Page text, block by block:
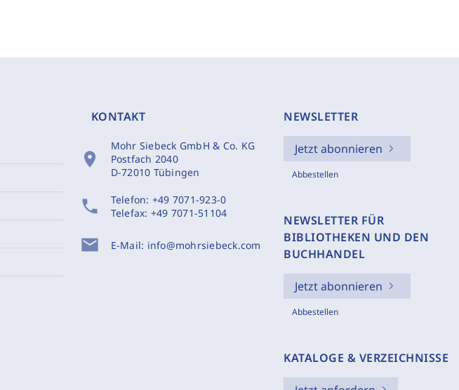
KONTAKT
location_on
Mohr Siebeck GmbH & Co. KG
Postfach 2040
D-72010 Tübingen
phone Telefon: +49 7071-923-0
Telefax: +49 7071-51104
mail E-Mail: info@mohrsiebeck.com
NEWSLETTER
Jetzt abonnieren
Abbestellen
NEWSLETTER FÜR
BIBLIOTHEKEN UND DEN
BUCHHANDEL
Jetzt abonnieren
Abbestellen
KATALOGE & VERZEICHNISSE